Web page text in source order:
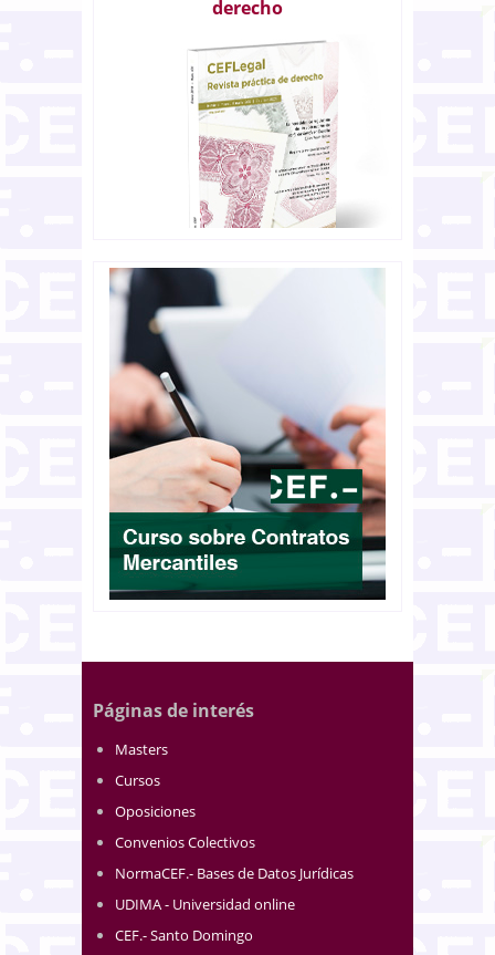
derecho
Páginas de interés
Masters
Cursos
Oposiciones
Convenios Colectivos
NormaCEF.- Bases de Datos Jurídicas
UDIMA - Universidad online
CEF.- Santo Domingo